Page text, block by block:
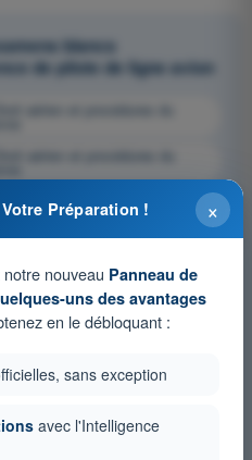
blancs
de pilote de ligne avion
aérien et procédures du
aérien et procédures du
et procédures du contrôle ×
Préparation !
nouveau Panneau de
uns des avantages
en le débloquant :
sans exception
avec l'Intelligence